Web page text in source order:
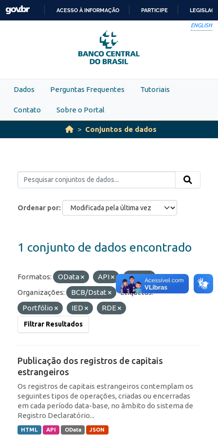
Skip to main content
PARA
O
CONTEÚDO
ACESSO À INFORMAÇÃO PARTICIPE
ENGLISH
Dados Perguntas Frequentes Tutoriais
Contato Sobre o Portal
Conjuntos de dados
Ordenar por
1 conjunto de dados encontrado
Formatos: OData API
JSON
Organizações:
BCB/Dstat
Etiquetas:
Portfólio
IED RDE
Filtrar Resultados
Publicação dos registros de capitais
estrangeiros
Os registros de capitais estrangeiros contemplam os
seguintes tipos de operações, criadas ou encerradas
em cada período data-base, no âmbito do sistema de
Registro Declaratório...
HTML API OData JSON